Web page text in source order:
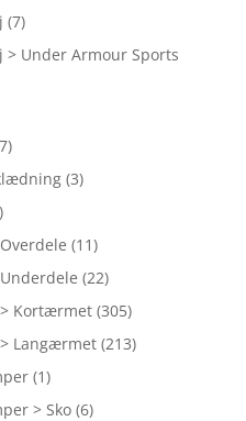
(7)
> Under Armour Sports
(3)
(11)
(22)
Kortærmet (305)
Langærmet (213)
(1)
> Sko (6)